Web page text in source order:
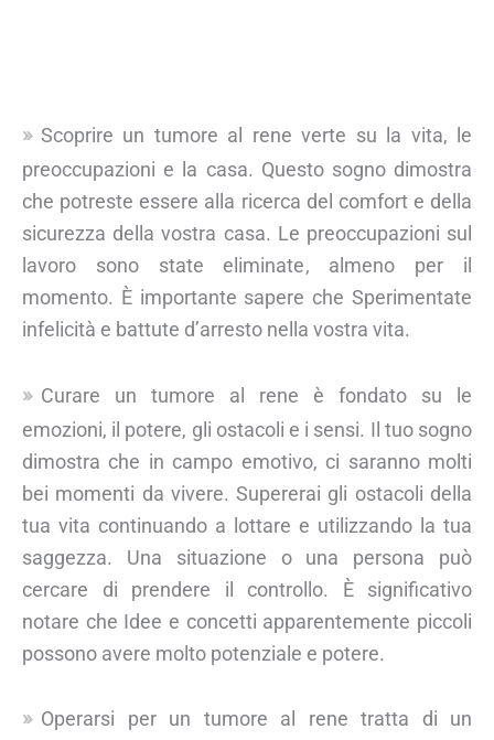
Scoprire un tumore al rene verte su la vita, le
preoccupazioni e la casa. Questo sogno dimostra
che potreste essere alla ricerca del comfort e della
sicurezza della vostra casa. Le preoccupazioni sul
lavoro sono state eliminate, almeno per il
momento. È importante sapere che Sperimentate
infelicità e battute d’arresto nella vostra vita.
Curare un tumore al rene è fondato su le
emozioni, il potere, gli ostacoli e i sensi. Il tuo sogno
dimostra che in campo emotivo, ci saranno molti
bei momenti da vivere. Supererai gli ostacoli della
tua vita continuando a lottare e utilizzando la tua
saggezza. Una situazione o una persona può
cercare di prendere il controllo. È significativo
notare che Idee e concetti apparentemente piccoli
possono avere molto potenziale e potere.
Operarsi per un tumore al rene tratta di un